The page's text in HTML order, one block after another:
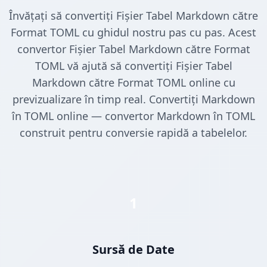
Învățați să convertiți Fișier Tabel Markdown către
Format TOML cu ghidul nostru pas cu pas. Acest
convertor Fișier Tabel Markdown către Format
TOML vă ajută să convertiți Fișier Tabel
Markdown către Format TOML online cu
previzualizare în timp real. Convertiți Markdown
în TOML online — convertor Markdown în TOML
construit pentru conversie rapidă a tabelelor.
Sursă de Date